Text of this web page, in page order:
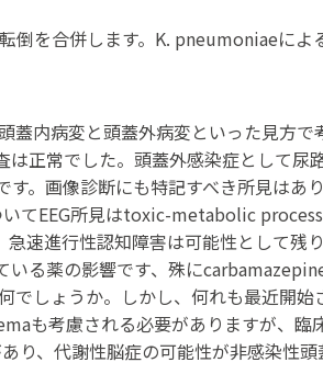
倒を合併します。K. pneumoniaeによ
蓋内病変と頭蓋外病変といった見方で
正常でした。頭蓋外感染症として尿
。画像診断にも特記すべき所見はあり
てEEG所見はtoxic-metabolic
速進行性認知障害は可能性として残
いる薬の影響です、殊に
しょうか。しかし、何れも最近開始
も考慮される必要がありますが、臨
り、代謝性脳症の可能性が非感染性頭